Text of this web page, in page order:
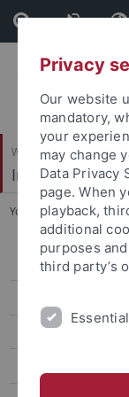
Skip
to
content
Skip
to
footer
Wirtschafts- und
Institut für
You are here:
Arbeitsgruppen
Privacy
Our website
mandatory,
your
may change
Data Privacy
page. When
playback,
additional
purposes
third party’s
Essential